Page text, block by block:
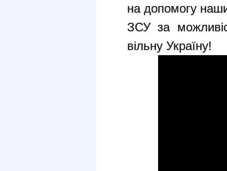
на допомогу
ЗСУ за
вільну Україну!